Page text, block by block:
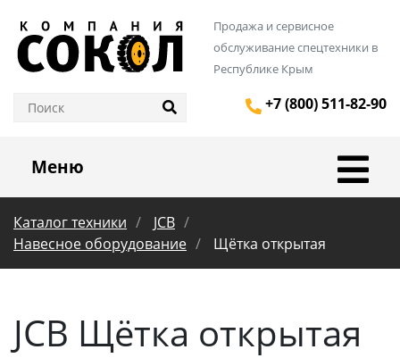
Продажа и сервисное
обслуживание спецтехники в
Республике Крым
+7 (800) 511-82-90
Меню
Каталог техники
JCB
Навесное оборудование
Щётка открытая
JCB Щётка открытая